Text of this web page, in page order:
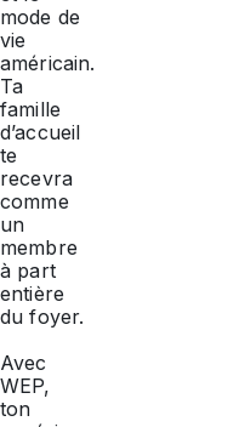
mode de
vie
américain.
Ta
famille
d’accueil
te
recevra
comme
un
membre
à part
entière
du foyer.
Avec
WEP,
ton